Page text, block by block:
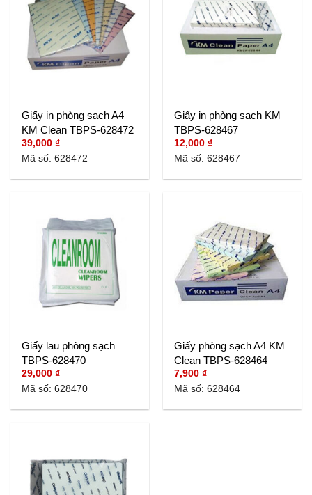
Giấy in phòng sạch A4
KM Clean TBPS-628472
39,000₫
Mã số: 628472
Giấy in phòng sạch KM
TBPS-628467
12,000₫
Mã số: 628467
Giấy lau phòng sạch
TBPS-628470
29,000₫
Mã số: 628470
Giấy phòng sạch A4 KM
Clean TBPS-628464
7,900₫
Mã số: 628464